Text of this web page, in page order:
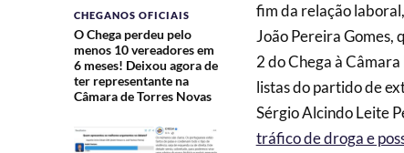
CHEGANOS OFICIAIS
O Chega perdeu pelo
menos 10 vereadores em
6 meses! Deixou agora de
ter representante na
Câmara de Torres Novas
fim da relação
João Pereira Gomes,
2 do Chega à
listas do partido de
Sérgio Alcindo Leite
tráfico de droga e